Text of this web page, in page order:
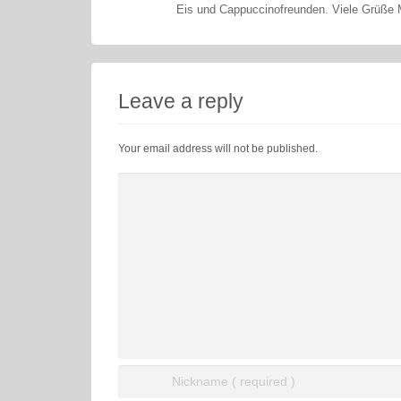
Eis und Cappuccinofreunden. Viele Grüße
Leave a reply
Your email address will not be published.